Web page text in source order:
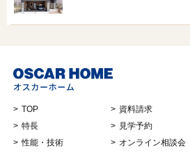
TOP
特長
性能・技術
資料請求
見学予約
オンライン相談会